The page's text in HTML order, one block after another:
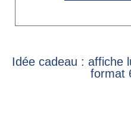
Idée cadeau : affiche
format